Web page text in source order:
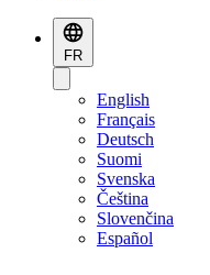
FR
English
Français
Deutsch
Suomi
Svenska
Čeština
Slovenčina
Español